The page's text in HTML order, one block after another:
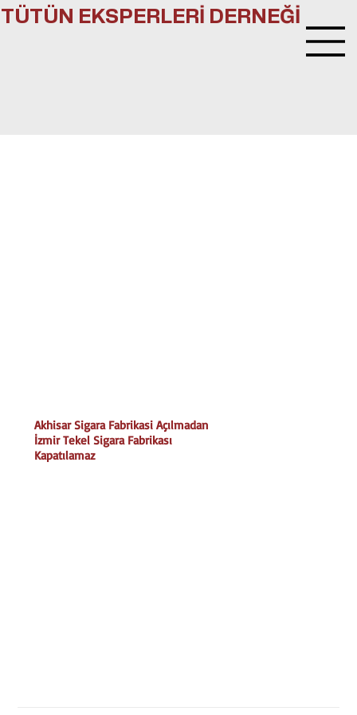
TÜTÜN EKSPERLERİ DERNEĞİ
Akhisar Sigara Fabrikasi Açılmadan
İzmir Tekel Sigara Fabrikası
Kapatılamaz